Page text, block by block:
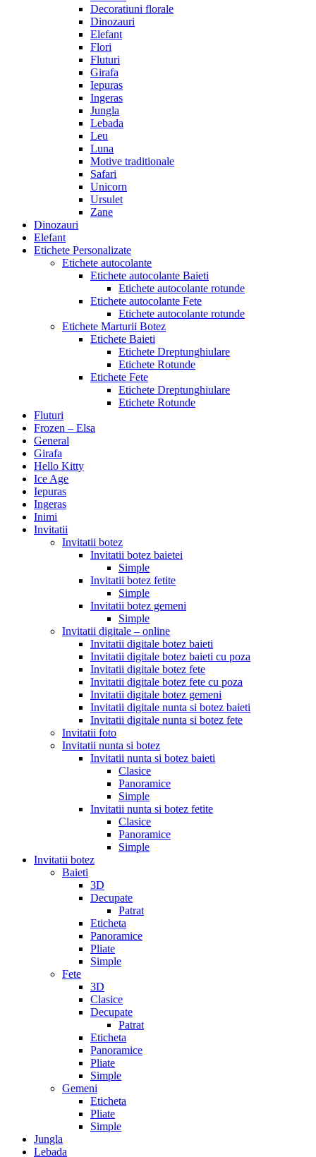
Decoratiuni florale
Dinozauri
Elefant
Flori
Fluturi
Girafa
Iepuras
Ingeras
Jungla
Lebada
Leu
Luna
Motive traditionale
Safari
Unicorn
Ursulet
Zane
Dinozauri
Elefant
Etichete Personalizate
Etichete autocolante
Etichete autocolante Baieti
Etichete autocolante rotunde
Etichete autocolante Fete
Etichete autocolante rotunde
Etichete Marturii Botez
Etichete Baieti
Etichete Dreptunghiulare
Etichete Rotunde
Etichete Fete
Etichete Dreptunghiulare
Etichete Rotunde
Fluturi
Frozen – Elsa
General
Girafa
Hello Kitty
Ice Age
Iepuras
Ingeras
Inimi
Invitatii
Invitatii botez
Invitatii botez baietei
Simple
Invitatii botez fetite
Simple
Invitatii botez gemeni
Simple
Invitatii digitale – online
Invitatii digitale botez baieti
Invitatii digitale botez baieti cu poza
Invitatii digitale botez fete
Invitatii digitale botez fete cu poza
Invitatii digitale botez gemeni
Invitatii digitale nunta si botez baieti
Invitatii digitale nunta si botez fete
Invitatii foto
Invitatii nunta si botez
Invitatii nunta si botez baieti
Clasice
Panoramice
Simple
Invitatii nunta si botez fetite
Clasice
Panoramice
Simple
Invitatii botez
Baieti
3D
Decupate
Patrat
Eticheta
Panoramice
Pliate
Simple
Fete
3D
Clasice
Decupate
Patrat
Eticheta
Panoramice
Pliate
Simple
Gemeni
Eticheta
Pliate
Simple
Jungla
Lebada